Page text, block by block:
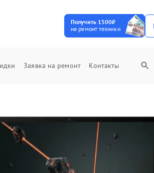
Получить 1500₽
на ремонт техники
Заявка на ремонт Контакты